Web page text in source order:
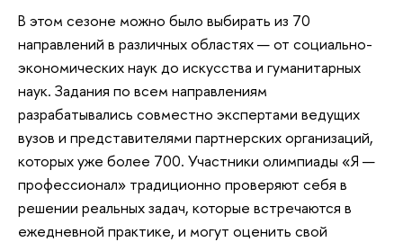
В этом сезоне можно было выбирать из 70
направлений в различных областях — от социально-
экономических наук до искусства и гуманитарных
наук. Задания по всем направлениям
разрабатывались совместно экспертами ведущих
вузов и представителями партнерских организаций,
которых уже более 700. Участники олимпиады «Я —
профессионал» традиционно проверяют себя в
решении реальных задач, которые встречаются в
ежедневной практике, и могут оценить свой